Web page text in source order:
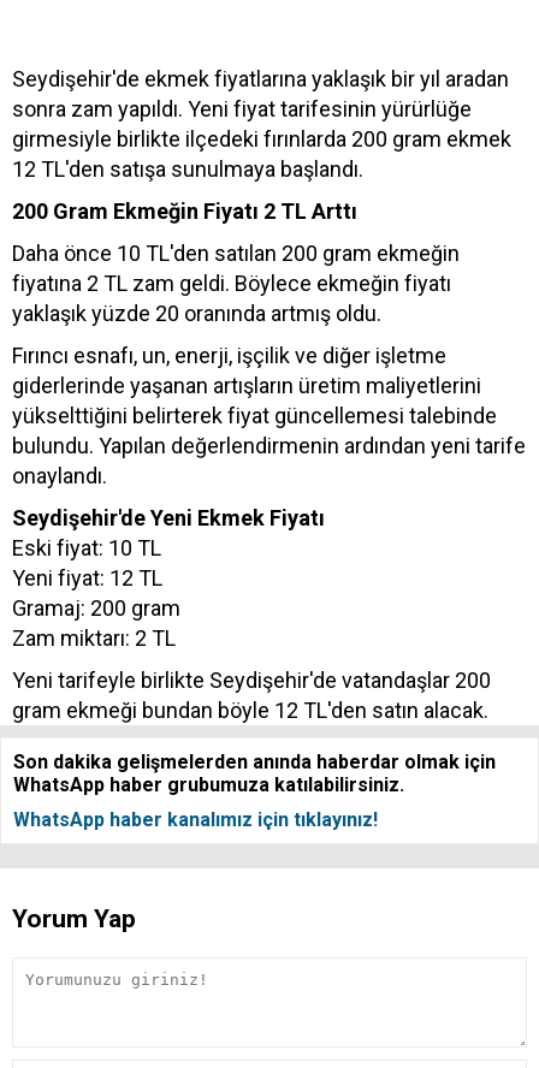
Seydişehir'de ekmek fiyatlarına yaklaşık bir yıl aradan
sonra zam yapıldı. Yeni fiyat tarifesinin yürürlüğe
girmesiyle birlikte ilçedeki fırınlarda 200 gram ekmek
12 TL'den satışa sunulmaya başlandı.
200 Gram Ekmeğin Fiyatı 2 TL Arttı
Daha önce 10 TL'den satılan 200 gram ekmeğin
fiyatına 2 TL zam geldi. Böylece ekmeğin fiyatı
yaklaşık yüzde 20 oranında artmış oldu.
Fırıncı esnafı, un, enerji, işçilik ve diğer işletme
giderlerinde yaşanan artışların üretim maliyetlerini
yükselttiğini belirterek fiyat güncellemesi talebinde
bulundu. Yapılan değerlendirmenin ardından yeni tarife
onaylandı.
Seydişehir'de Yeni Ekmek Fiyatı
Eski fiyat: 10 TL
Yeni fiyat: 12 TL
Gramaj: 200 gram
Zam miktarı: 2 TL
Yeni tarifeyle birlikte Seydişehir'de vatandaşlar 200
gram ekmeği bundan böyle 12 TL'den satın alacak.
Son dakika gelişmelerden anında haberdar olmak için
WhatsApp haber grubumuza katılabilirsiniz.
WhatsApp haber kanalımız için tıklayınız!
Yorum Yap